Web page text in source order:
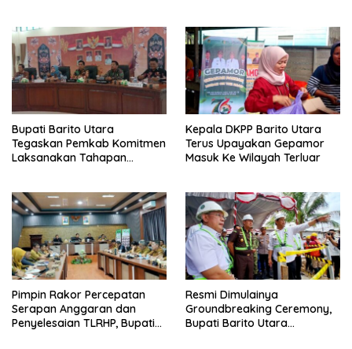
Daerah
Bupati Barito Utara
Tegaskan Pemkab Komitmen
Laksanakan Tahapan
Kepala DKPP Barito Utara
Terus Upayakan Gepamor
Masuk Ke Wilayah Terluar
Pimpin Rakor Percepatan
Serapan Anggaran dan
Penyelesaian TLRHP, Bupati
Resmi Dimulainya
Groundbreaking Ceremony,
Bupati Barito Utara